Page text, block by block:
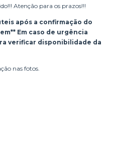
Atenção para os prazos!!!
após a confirmação do
Em caso de urgência
verificar disponibilidade da
nas fotos.